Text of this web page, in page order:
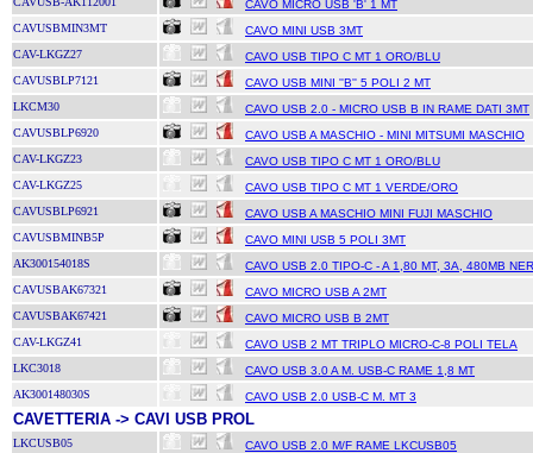
CAVO MICRO USB 'B' 1 MT
CAVUSBMIN3MT
CAVO MINI USB 3MT
CAV-LKGZ27
CAVO USB TIPO C MT 1 ORO/BLU
CAVUSBLP7121
CAVO USB MINI ''B'' 5 POLI 2 MT
LKCM30
CAVO USB 2.0 - MICRO USB B IN RAME DATI 3MT
CAVUSBLP6920
CAVO USB A MASCHIO - MINI MITSUMI MASCHIO
CAV-LKGZ23
CAVO USB TIPO C MT 1 ORO/BLU
CAV-LKGZ25
CAVO USB TIPO C MT 1 VERDE/ORO
CAVUSBLP6921
CAVO USB A MASCHIO MINI FUJI MASCHIO
CAVUSBMINB5P
CAVO MINI USB 5 POLI 3MT
AK300154018S
CAVO USB 2.0 TIPO-C - A 1,80 MT, 3A, 480MB
CAVUSBAK67321
CAVO MICRO USB A 2MT
CAVUSBAK67421
CAVO MICRO USB B 2MT
CAV-LKGZ41
CAVO USB 2 MT TRIPLO MICRO-C-8 POLI TELA
LKC3018
CAVO USB 3.0 A M. USB-C RAME 1,8 MT
AK300148030S
CAVO USB 2.0 USB-C M. MT 3
CAVETTERIA -> CAVI USB PROL
LKCUSB05
CAVO USB 2.0 M/F RAME LKCUSB05